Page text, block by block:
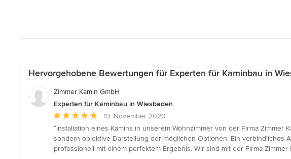
Hervorgehobene Bewertungen für Experten für Kaminbau in
Zimmer Kamin GmbH
Experten für Kaminbau in Wiesbaden
Durchschnittliche
Bewertung:
5
von
19. November 2020
“Installation eines Kamins in unserem Wohnzimmer von der Firma
sondern objektive Darstellung der möglichen Optionen. Ein
professionell mit einem perfektem Ergebnis. Wir sind mit der Firma